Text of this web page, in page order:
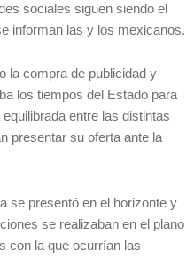
sociales siguen siendo el
informan las y los mexicanos.
la compra de publicidad y
los tiempos del Estado para
entre las distintas
presentar su oferta ante la
se presentó en el horizonte y
se realizaban en el plano
con la que ocurrían las